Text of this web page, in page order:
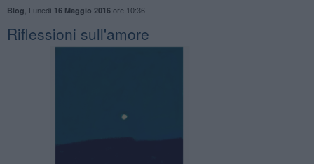
Blog Lunedì 16 Maggio 2016ore 10:36
Riflessioni sull'amore